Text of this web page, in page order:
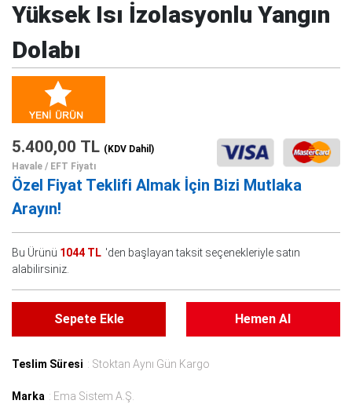
Yüksek Isı İzolasyonlu Yangın
Dolabı
5.400,00 TL (KDV Dahil)
Havale / EFT Fiyatı
Özel Fiyat Teklifi Almak İçin Bizi Mutlaka
Arayın!
Bu Ürünü 1044 TL 'den başlayan taksit seçenekleriyle satın
alabilirsiniz.
Sepete Ekle Hemen Al
Teslim Süresi : Stoktan Aynı Gün Kargo
Marka : Ema Sistem A.Ş.